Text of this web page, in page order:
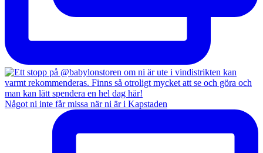
Något ni inte får missa när ni är i Kapstaden